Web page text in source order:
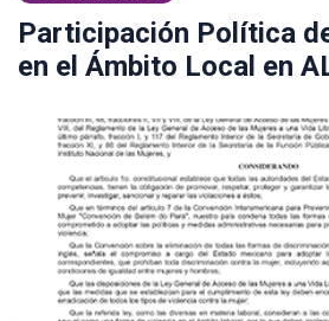
Participación Política
en el Ámbito Local en